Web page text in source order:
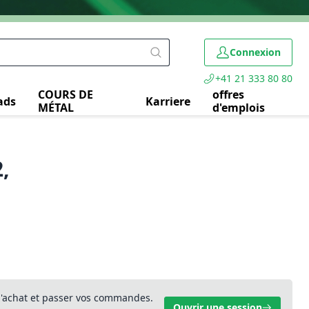
Connexion
+41 21 333 80 80
COURS DE
MÉTAL
Karriere
offres
d'emplois
et passer vos commandes.